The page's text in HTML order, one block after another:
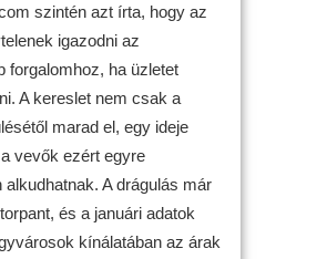
szintén azt írta, hogy az
igazodni az
forgalomhoz, ha üzletet
A kereslet nem csak a
marad el, egy ideje
vevők ezért egyre
alkudhatnak. A drágulás már
és a januári adatok
kínálatában az árak